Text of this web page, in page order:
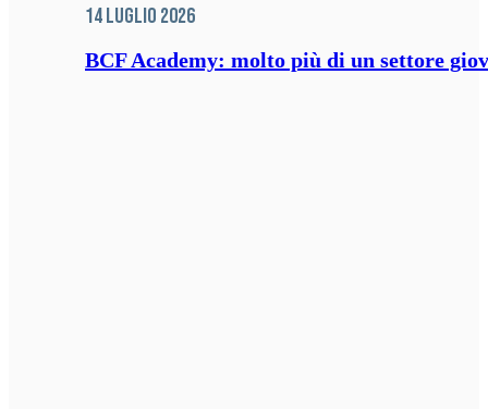
14 Luglio 2026
BCF Academy: molto più di un settore